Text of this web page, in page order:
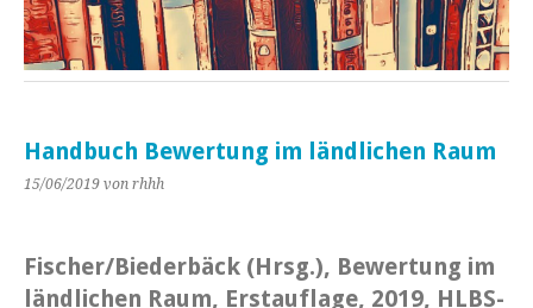
Handbuch Bewertung im ländlichen Raum
15/06/2019 von rhhh
Fischer/Biederbäck (Hrsg.), Bewertung im
ländlichen Raum, Erstauflage, 2019, HLBS-